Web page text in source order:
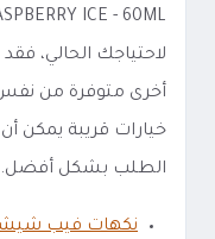
لاحتياجك الحالي،
أخرى متوفرة من نفس
خيارات قريبة يمكن
الطلب بشكل أفضل.
نكهات فيب